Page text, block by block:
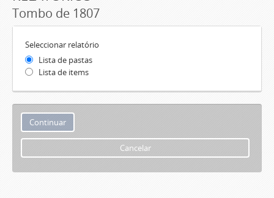
Tombo de 1807
Seleccionar relatório
Lista de pastas
Lista de items
Cancelar